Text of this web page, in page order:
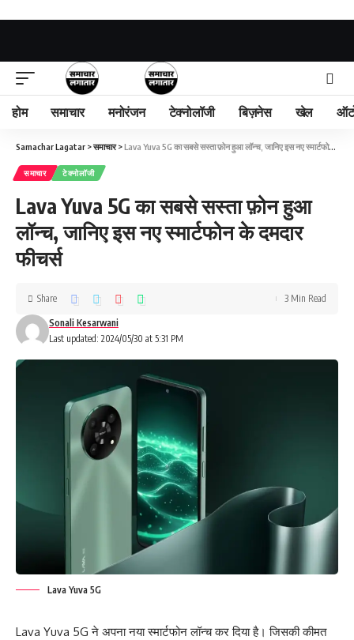
होम समाचार मनोरंजन टेक्नोलॉजी बिज़नेस खेल
Samachar Lagatar >समाचार>Lava Yuva 5G का सबसे सस्ता फ़ोन हुआ लॉन्च, जानिए इस नए स्मार्टफोन के दमदार फीचर्स
समाचार टेक्नोलॉजी
Lava Yuva 5G का सबसे सस्ता फ़ोन हुआ
लॉन्च, जानिए इस नए स्मार्टफोन के दमदार
फीचर्स
Last updated: 2024/05/30 at 5:31 PM
Sonali Kesarwani
Share 3 Min Read
Lava Yuva 5G
Lava Yuva 5G ने अपना नया स्मार्टफोन लॉन्च कर दिया है। जिसकी कीमत